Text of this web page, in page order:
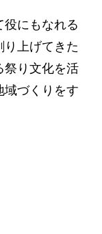
にもなれる
上げてきた
祭り文化を活
域づくりをす